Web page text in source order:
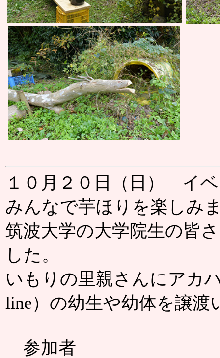
１０月２０日（日） イ
みんなで芋ほりを楽しみ
筑波大学の大学院生の皆
した。
いもりの里親さんにアカ
line）の幼生や幼体を譲渡
参加者